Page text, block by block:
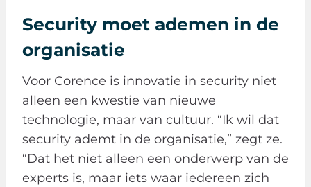
Security moet ademen in de
organisatie
Voor Corence is innovatie in security niet
alleen een kwestie van nieuwe
technologie, maar van cultuur. “Ik wil dat
security ademt in de organisatie,” zegt ze.
“Dat het niet alleen een onderwerp van de
experts is, maar iets waar iedereen zich